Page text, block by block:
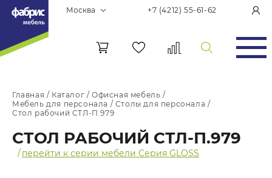
Москва +7 (4212) 55-61-62
Главная / Каталог /Офисная мебель /
Мебель для персонала / Столы для персонала /
Стол рабочий СТЛ-П.979
СТОЛ РАБОЧИЙ СТЛ-П.979
/перейти к серии мебели Серия GLOSS